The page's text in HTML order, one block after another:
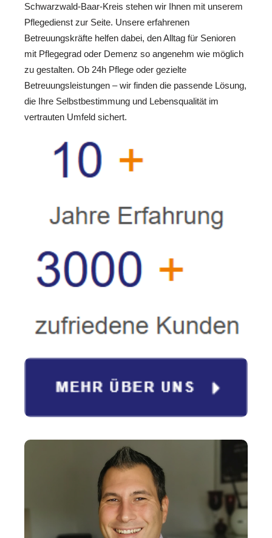
Schwarzwald-Baar-Kreis stehen wir Ihnen mit unserem
Pflegedienst zur Seite. Unsere erfahrenen
Betreuungskräfte helfen dabei, den Alltag für Senioren
mit Pflegegrad oder Demenz so angenehm wie möglich
zu gestalten. Ob 24h Pflege oder gezielte
Betreuungsleistungen – wir finden die passende Lösung,
die Ihre Selbstbestimmung und Lebensqualität im
vertrauten Umfeld sichert.